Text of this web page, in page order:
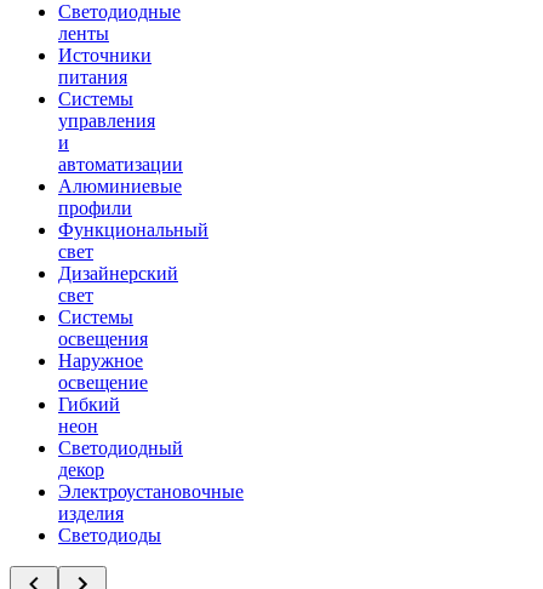
Светодиодные
ленты
Источники
питания
Системы
управления
и
автоматизации
Алюминиевые
профили
Функциональный
свет
Дизайнерский
свет
Системы
освещения
Наружное
освещение
Гибкий
неон
Светодиодный
декор
Электроустановочные
изделия
Светодиоды